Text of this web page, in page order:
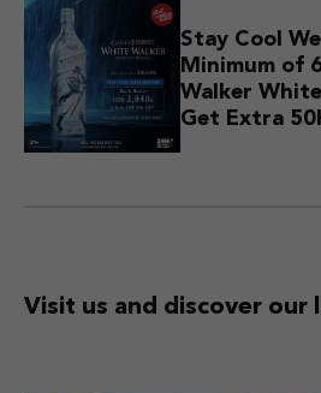
Stay Cool
Minimum of
Walker
Get Extra
Visit us and discover our